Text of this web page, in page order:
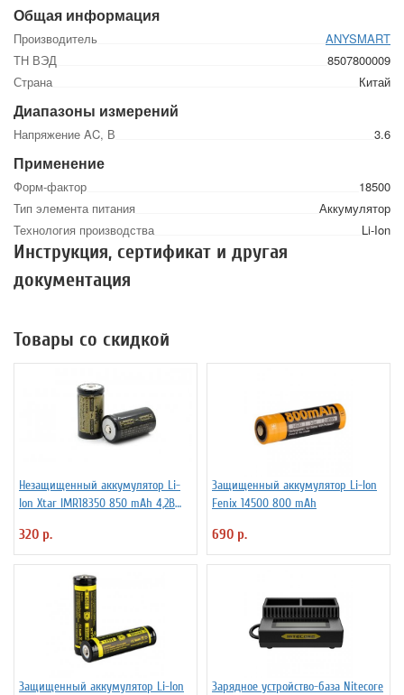
Общая информация
Производитель
ANYSMART
ТН ВЭД
8507800009
Страна
Китай
Диапазоны измерений
Напряжение AC, В 3.6
Применение
Форм-фактор
18500
Тип элемента питания
Аккумулятор
Технология производства
Li-Ion
Инструкция, сертификат и другая
документация
Товары со скидкой
Незащищенный аккумулятор Li-
Ion Xtar IMR18350 850 mAh 4,2В
320 р.
Защищенный аккумулятор Li-Ion
Fenix 14500 800 mAh
690 р.
Защищенный аккумулятор Li-Ion
Зарядное устройство-база Nitecore